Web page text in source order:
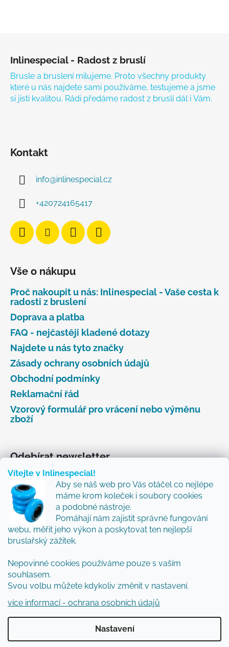
Vítejte v Inlinespecial!
Aby se náš web pro Vás otáčel co nejlépe
máme krom koleček i soubory cookies
a podobné nástroje.
Pomáhají nám zajistit správné fungování
webu, měřit jeho výkon a poskytovat ten nejlepší
bruslařský zážitek.
Nepovinné cookies používáme pouze s vaším
souhlasem.
Svou volbu můžete kdykoliv změnit v nastavení.
více informací - ochrana osobních údajů
Nastavení
Inlinespecial - Radost z bruslí
Brusle a bruslení milujeme. Proto všechny produkty
které u nás najdete sami používáme, testujeme a jsme
si jisti kvalitou. Rádi předáme radost z bruslí dál i Vám.
Kontakt
info@inlinespecial.cz
+420724165417
Vše o nákupu
Proč nakoupit u nás: Inlinespecial - Vaše cesta k
radosti z bruslení
Doprava a platba
FAQ - nejčastěji kladené dotazy
Najdete u nás tyto značky
Zásady ochrany osobních údajů
Obchodní podmínky
Reklamační řád
Vzorový formulář pro vrácení nebo výměnu
zboží
Odebírat newsletter
Vložte svůj e-mail a my vám budeme zasílat informace
o nových produktech na našem e-shopu.
Přidejte se k nám a my Vám budeme zasílat ty nejlepší
novinky a tipy.
E-mail
Vložením e-mailu souhlasíte spodmínkami
ochrany osobních údajů
PŘIHLÁSIT SE